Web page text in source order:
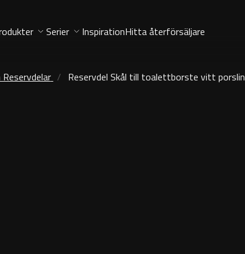
Serier InspirationHitta återförsäljare
Reservdel Skål till toalettborste vitt porslin